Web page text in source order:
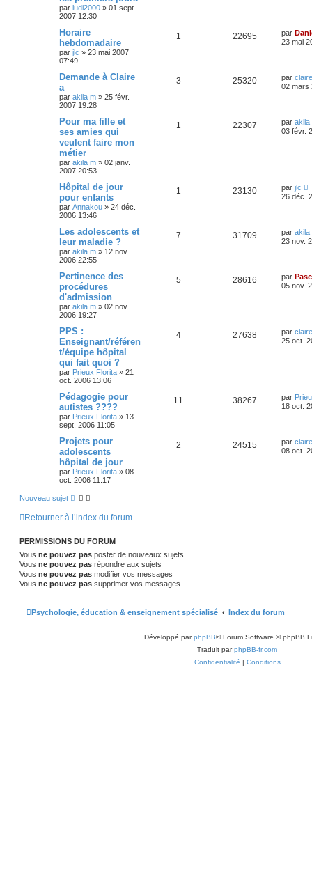
par ludi2000 » 01 sept.
2007 12:30
Horaire
hebdomadaire
par jlc » 23 mai 2007
07:49
1 22695 par
23 mai
Demande à Claire
a
par akila m » 25 févr.
2007 19:28
3 25320 par
02 mars
Pour ma fille et
ses amies qui
veulent faire mon
métier
par akila m » 02 janv.
2007 20:53
1 22307 par akila
03 févr.
Hôpital de jour
pour enfants
par Annakou » 24 déc.
2006 13:46
1 23130 par jlc
26 déc.
Les adolescents et
leur maladie ?
par akila m » 12 nov.
2006 22:55
7 31709 par akila
23 nov.
Pertinence des
procédures
d'admission
par akila m » 02 nov.
2006 19:27
5 28616 par
05 nov.
PPS :
Enseignant/référen
t/équipe hôpital
qui fait quoi ?
par Prieux Florita » 21
oct. 2006 13:06
4 27638 par
25 oct.
Pédagogie pour
autistes ????
par Prieux Florita » 13
sept. 2006 11:05
11 38267 par
18 oct.
Projets pour
adolescents
hôpital de jour
par Prieux Florita » 08
oct. 2006 11:17
2 24515 par
08 oct.
Nouveau sujet
Retourner à l’index du forum
PERMISSIONS DU FORUM
Vous ne pouvez pas poster de nouveaux sujets
Vous ne pouvez pas répondre aux sujets
Vous ne pouvez pas modifier vos messages
Vous ne pouvez pas supprimer vos messages
Psychologie, éducation & enseignement spécialisé Index du forum
Développé parphpBB® Forum Software © phpBB
Traduit parphpBB-fr.com
Confidentialité | Conditions